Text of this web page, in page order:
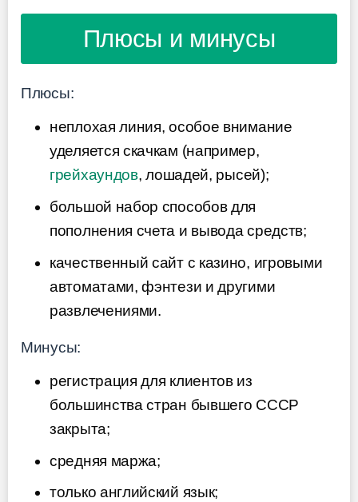
Плюсы и минусы
Плюсы:
неплохая линия, особое внимание
уделяется скачкам (например,
грейхаундов, лошадей, рысей);
большой набор способов для
пополнения счета и вывода средств;
качественный сайт с казино, игровыми
автоматами, фэнтези и другими
развлечениями.
Минусы:
регистрация для клиентов из
большинства стран бывшего СССР
закрыта;
средняя маржа;
только английский язык;